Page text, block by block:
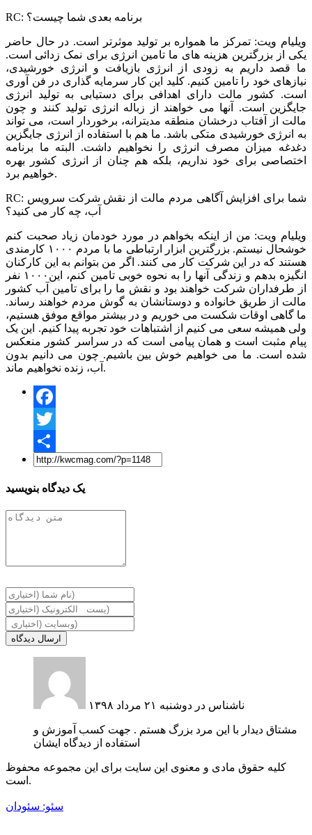
RC: برنامه بعدی شما چیست؟
ویلیام ویت: تمرکز ما همواره بر تولید موثرتر است. در حال حاضر
یکی از بزرگترین هزینه های ما تامین انرژی برای نمک زدائی است.
ما قصد داریم به زودی از انرژی بازیافت و انرژی خورشیدی،
نیازهای خود را تامین کنیم. کلید این کار سرمایه گذاری در فن آوری
است. کشور مالت دارای اهدافی برای دستیابی به تولید انرژی
جایگزین است. آنها می خواهند از زباله انرژی تولید کنند و چون
مالت از آفتاب درخشان منطقه مدیترانه، برخوردار است، می تواند
به انرژی خورشیدی متکی باشد. ما هم با استفاده از انرژی جایگزین
دغدغه میزان مصرف انرژی را نخواهیم داشت. البته ما برنامه
اختصاصی برای خود نداریم، بلکه هم چنان از انرژی کشور بهره
خواهیم برد.
RC: شما برای افزایش آگاهی مردم مالت از نقش شرکت سرویس
آب، چه کار می کنید؟
ویلیام ویت: من از اینکه بخواهم در مورد خودمان زیاد صحبت کنم
خوشحال نیستم. بزرگترین ابزار ارتباطی ما با مردم ۱۰۰۰ کارمندی
هستند که در این شرکت کار می کنند. اگر من بتوانم به این کارکنان
انگیزه بدهم و زندگی آنها را به نحوه خوبی تامین کنم، این۱۰۰۰ نفر
از طرفداران شرکت خواهند بود و نقش ما را برای تامین آب کشور
مالت از طریق خانواده و دوستانشان به گوش مردم خواهند رساند.
ما گاهی اوقات شکست می خوریم و در بیشتر مواقع موفق هستیم،
ولی همیشه سعی می کنیم از اشتباهات خود تجربه پیدا کنیم. این یک
پیام مثبت است و همان پیامی است که در سراسر کشور منعکس
شده است. ما می خواهیم خوش بین باشیم. چون می دانیم بدون
آب، زنده نخواهیم ماند.
F
a
c
e
b
T
w
i
t
S
h
a
یک دیدگاه بنویسید
ارسال دیدگاه
ناشناس در دوشنبه ۲۱ مرداد ۱۳۹۸
مشتاق دیدار با این مرد بزرگ هستم . جهت کسب آموزش و
استفاده از دیدگاه ایشان
کلیه حقوق مادی و معنوی این سایت برای این مجموعه محفوظ
است.
سئو: سئودان